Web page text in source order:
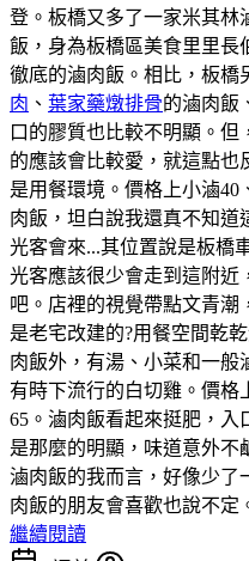
登。板橋又多了一家米其林
飯，身為板橋區美食里里長
徹底的滷肉飯。相比，板橋
肉 、 葉家藥燉排骨的滷肉飯
口的膠質也比較不明顯。但
的應該會比較愛，就這點也
是用餐環境。價格上小滷40
肉飯，坦白說我還真不知道
光客會來...其位置說是板橋
光客應該很少會走到這附近
吧。店裡的視覺帶點文青潮
是老宅改建的?用餐空間乾
肉飯外，有湯、小菜和一般
有時下流行的白切雞。價格
65。滷肉飯看起來挺肥，
是那麼的明顯，味道意外不
滷肉飯的我而言，好像少了
肉飯的朋友會喜歡也說不定
繼續閱讀